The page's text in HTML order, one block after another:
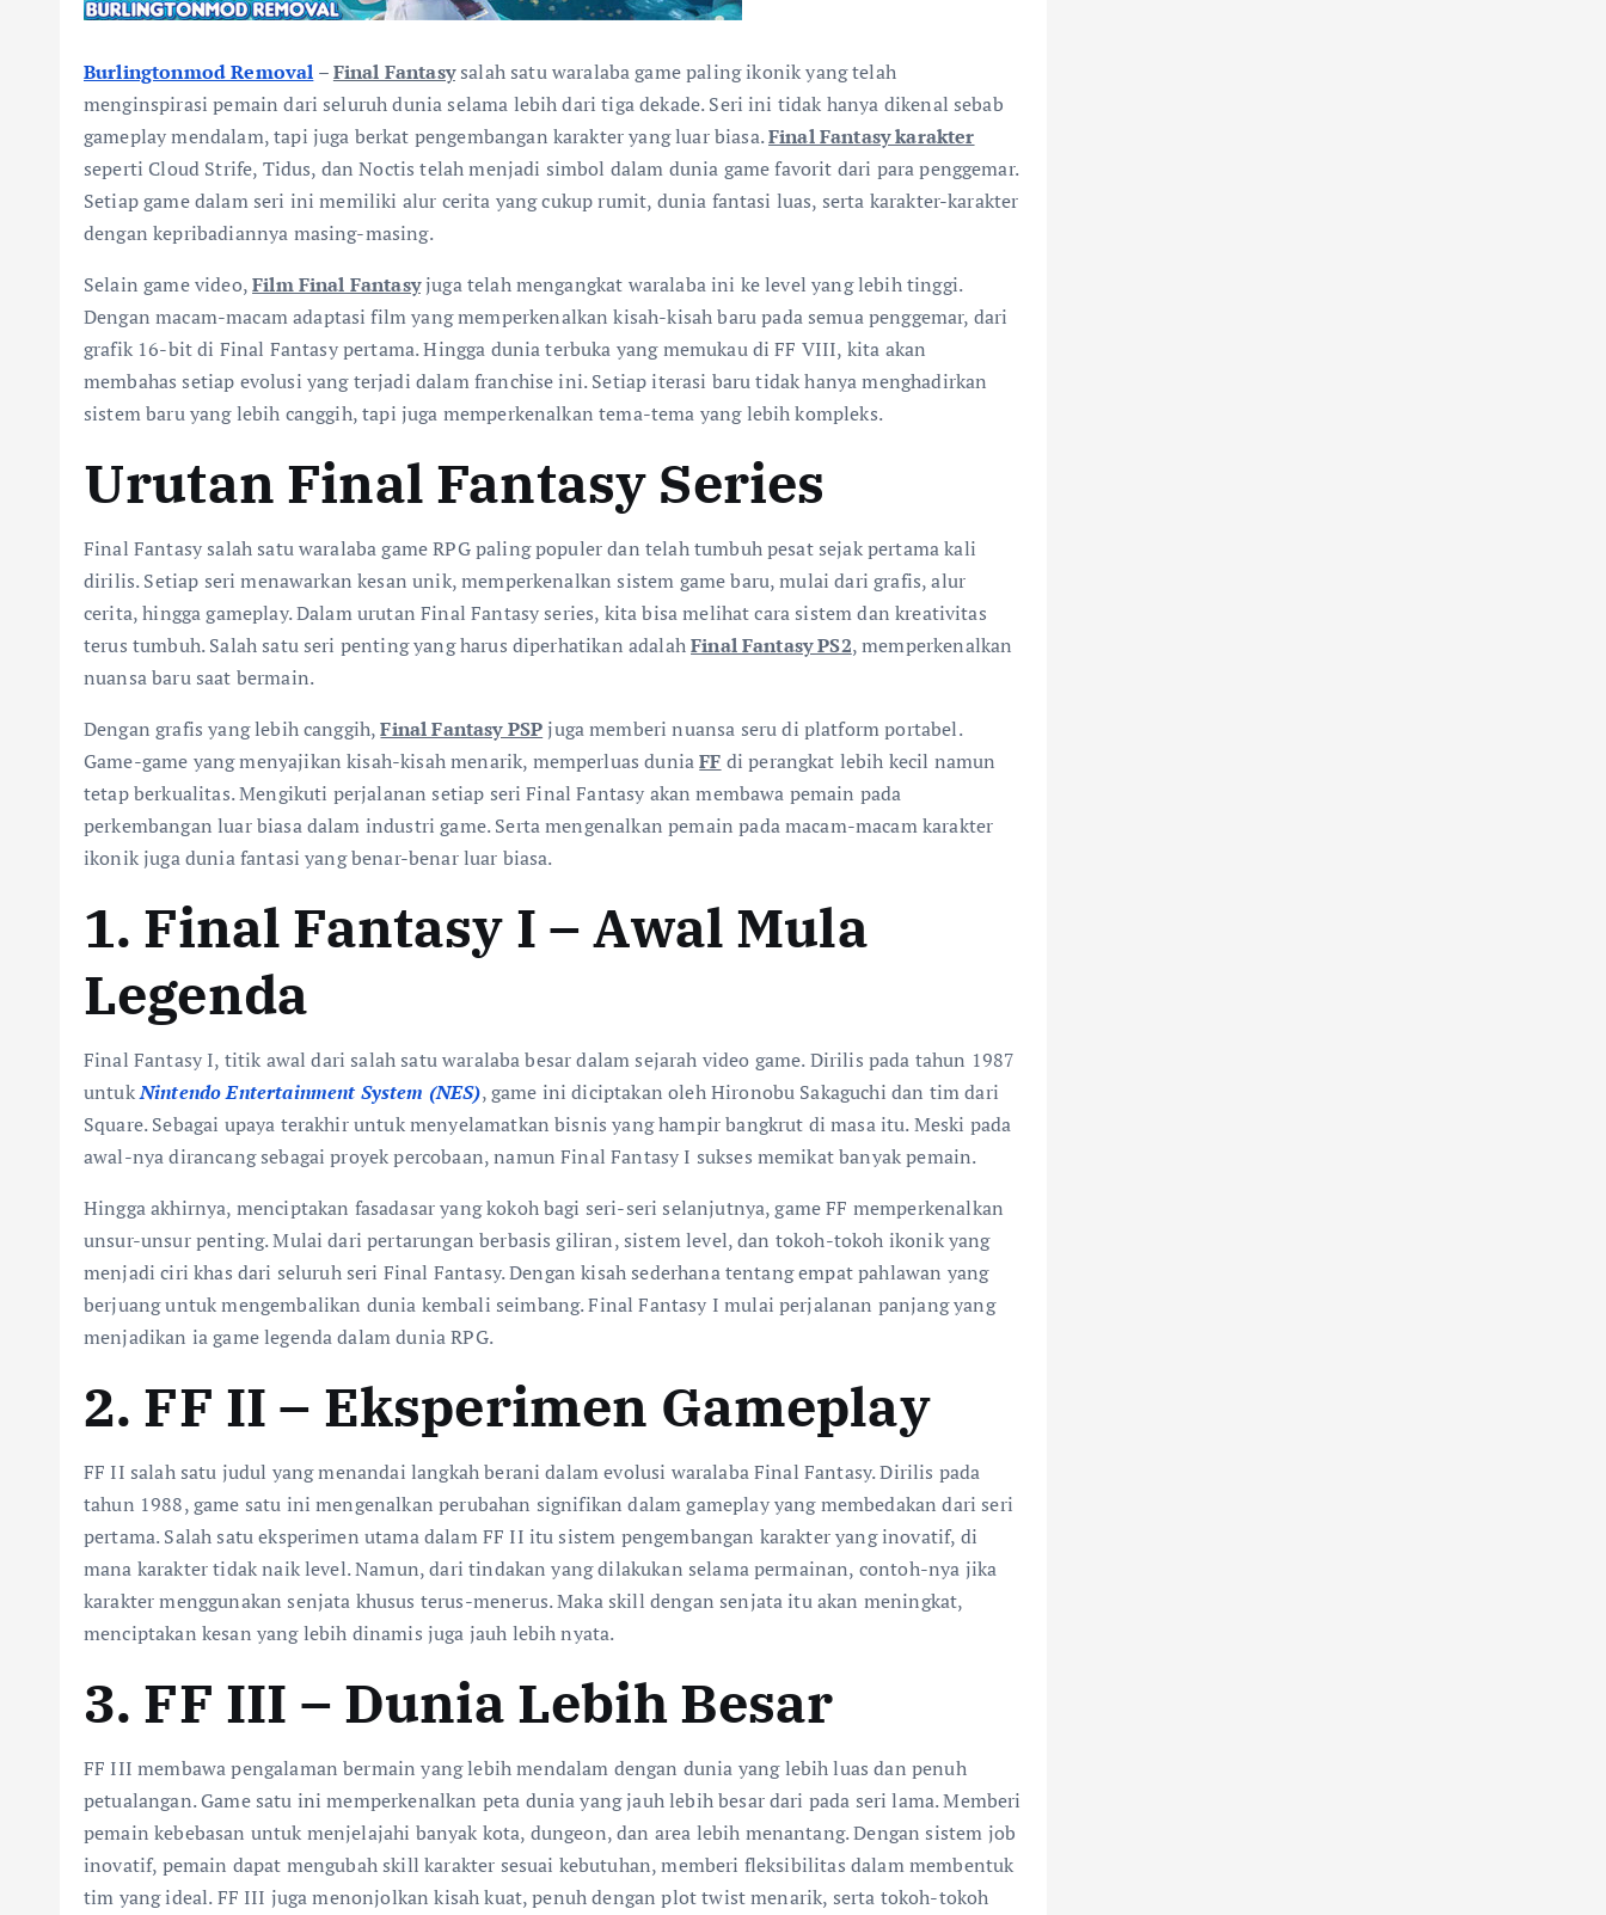
Burlingtonmod Removal –Final Fantasysalah satu waralaba game paling ikonik yang telah
menginspirasi pemain dari seluruh dunia selama lebih dari tiga dekade. Seri ini tidak hanya dikenal sebab
gameplay mendalam, tapi juga berkat pengembangan karakter yang luar biasa.Final Fantasy karakter
seperti Cloud Strife, Tidus, dan Noctis telah menjadi simbol dalam dunia game favorit dari para penggemar.
Setiap game dalam seri ini memiliki alur cerita yang cukup rumit, dunia fantasi luas, serta karakter-karakter
dengan kepribadiannya masing-masing.
Selain game video,Film Final Fantasyjuga telah mengangkat waralaba ini ke level yang lebih tinggi.
Dengan macam-macam adaptasi film yang memperkenalkan kisah-kisah baru pada semua penggemar, dari
grafik 16-bit di Final Fantasy pertama. Hingga dunia terbuka yang memukau di FF VIII, kita akan
membahas setiap evolusi yang terjadi dalam franchise ini. Setiap iterasi baru tidak hanya menghadirkan
sistem baru yang lebih canggih, tapi juga memperkenalkan tema-tema yang lebih kompleks.
Urutan Final Fantasy Series
Final Fantasy salah satu waralaba game RPG paling populer dan telah tumbuh pesat sejak pertama kali
dirilis. Setiap seri menawarkan kesan unik, memperkenalkan sistem game baru, mulai dari grafis, alur
cerita, hingga gameplay. Dalam urutan Final Fantasy series, kita bisa melihat cara sistem dan kreativitas
terus tumbuh. Salah satu seri penting yang harus diperhatikan adalahFinal Fantasy PS2, memperkenalkan
nuansa baru saat bermain.
Dengan grafis yang lebih canggih,Final Fantasy PSPjuga memberi nuansa seru di platform portabel.
Game-game yang menyajikan kisah-kisah menarik, memperluas duniaFF di perangkat lebih kecil namun
tetap berkualitas. Mengikuti perjalanan setiap seri Final Fantasy akan membawa pemain pada
perkembangan luar biasa dalam industri game. Serta mengenalkan pemain pada macam-macam karakter
ikonik juga dunia fantasi yang benar-benar luar biasa.
1. Final Fantasy I – Awal Mula
Legenda
Final Fantasy I, titik awal dari salah satu waralaba besar dalam sejarah video game. Dirilis pada tahun 1987
untukNintendo Entertainment System (NES), game ini diciptakan oleh Hironobu Sakaguchi dan tim dari
Square. Sebagai upaya terakhir untuk menyelamatkan bisnis yang hampir bangkrut di masa itu. Meski pada
awal-nya dirancang sebagai proyek percobaan, namun Final Fantasy I sukses memikat banyak pemain.
Hingga akhirnya, menciptakan fasadasar yang kokoh bagi seri-seri selanjutnya, game FF memperkenalkan
unsur-unsur penting. Mulai dari pertarungan berbasis giliran, sistem level, dan tokoh-tokoh ikonik yang
menjadi ciri khas dari seluruh seri Final Fantasy. Dengan kisah sederhana tentang empat pahlawan yang
berjuang untuk mengembalikan dunia kembali seimbang. Final Fantasy I mulai perjalanan panjang yang
menjadikan ia game legenda dalam dunia RPG.
2. FF II – Eksperimen Gameplay
FF II salah satu judul yang menandai langkah berani dalam evolusi waralaba Final Fantasy. Dirilis pada
tahun 1988, game satu ini mengenalkan perubahan signifikan dalam gameplay yang membedakan dari seri
pertama. Salah satu eksperimen utama dalam FF II itu sistem pengembangan karakter yang inovatif, di
mana karakter tidak naik level. Namun, dari tindakan yang dilakukan selama permainan, contoh-nya jika
karakter menggunakan senjata khusus terus-menerus. Maka skill dengan senjata itu akan meningkat,
menciptakan kesan yang lebih dinamis juga jauh lebih nyata.
3. FF III – Dunia Lebih Besar
FF III membawa pengalaman bermain yang lebih mendalam dengan dunia yang lebih luas dan penuh
petualangan. Game satu ini memperkenalkan peta dunia yang jauh lebih besar dari pada seri lama. Memberi
pemain kebebasan untuk menjelajahi banyak kota, dungeon, dan area lebih menantang. Dengan sistem job
inovatif, pemain dapat mengubah skill karakter sesuai kebutuhan, memberi fleksibilitas dalam membentuk
tim yang ideal. FF III juga menonjolkan kisah kuat, penuh dengan plot twist menarik, serta tokoh-tokoh